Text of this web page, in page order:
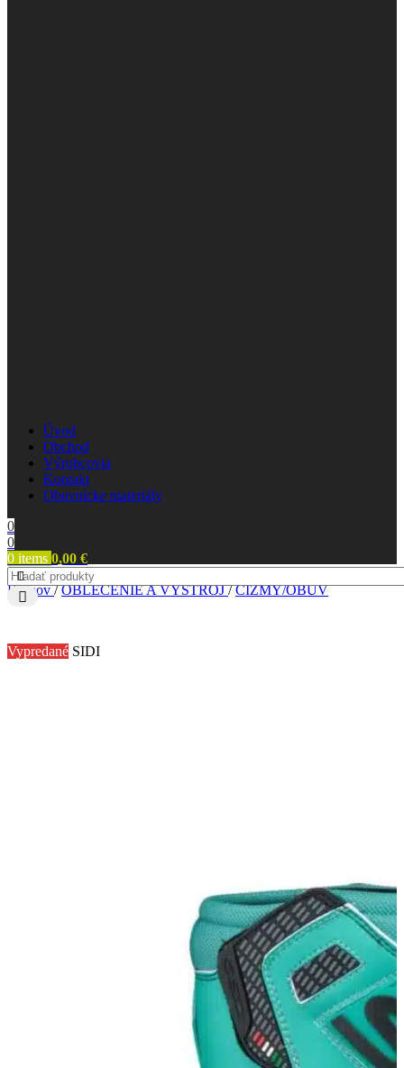
Úvod
Obchod
Výrobcovia
Kontakt
Obuvnícke materiály
0
0
0 items 0,00 €
Domov/ OBLEČENIE A VÝSTROJ/ ČIŽMY/OBUV
Vypredané SIDI